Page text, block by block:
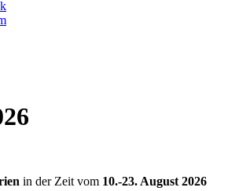
in der Zeit vom 10.-23. August 2026